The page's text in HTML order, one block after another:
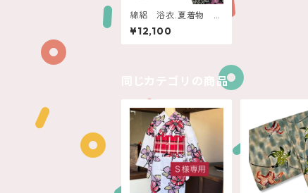
綿絽 浴衣.夏着物
黒 輪繋ぎに朝顔
¥12,100
同じカテゴリの商品